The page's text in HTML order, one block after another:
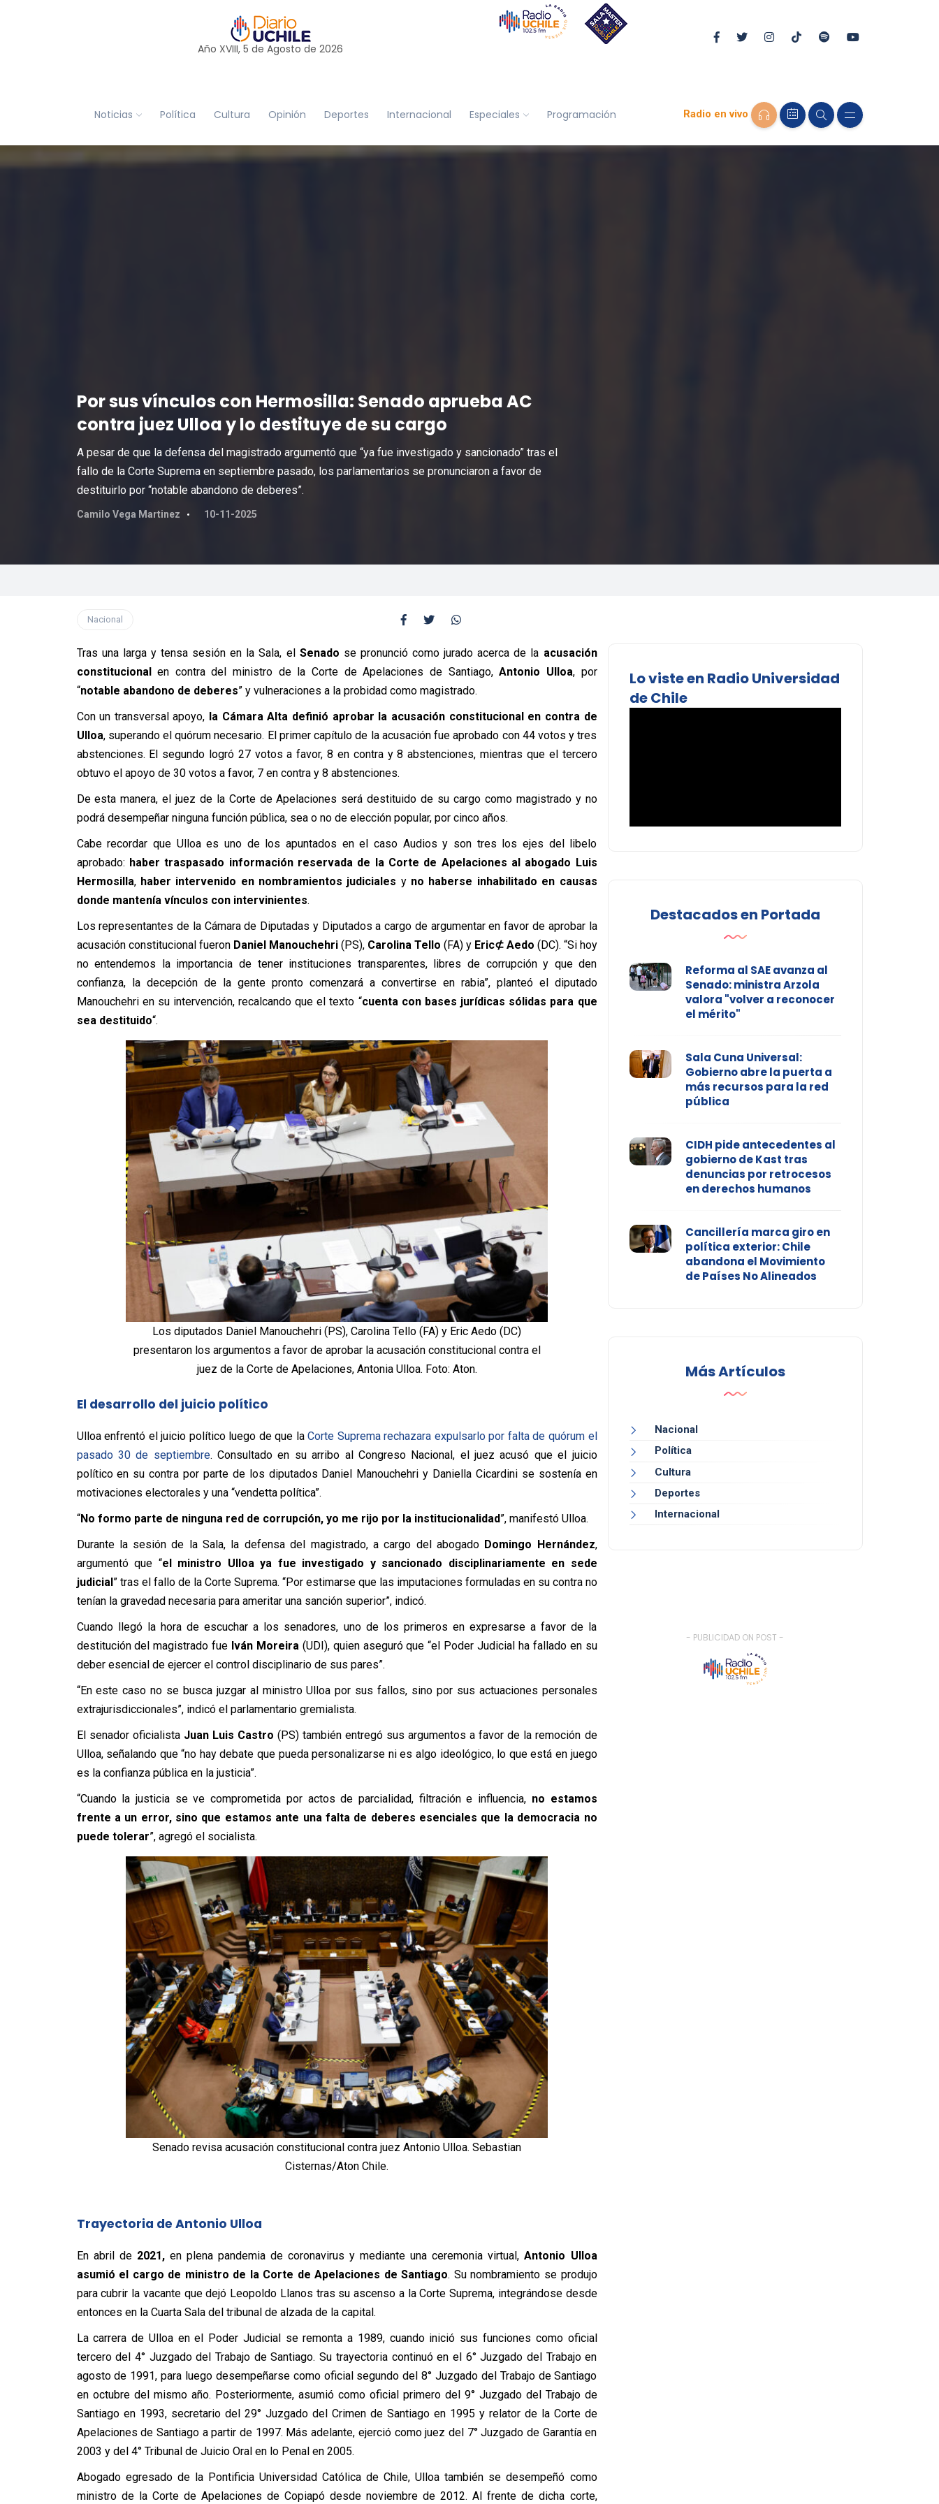
Año XVIII, 5 de Agosto de 2026
Noticias Política Cultura Opinión Deportes Internacional Especiales Programación Radio en vivo
Por sus vínculos con Hermosilla: Senado aprueba AC
contra juez Ulloa y lo destituye de su cargo
A pesar de que la defensa del magistrado argumentó que “ya fue investigado y sancionado” tras el
fallo de la Corte Suprema en septiembre pasado, los parlamentarios se pronunciaron a favor de
destituirlo por “notable abandono de deberes”.
Camilo Vega Martinez 10-11-2025
Nacional
Tras una larga y tensa sesión en la Sala, el Senado se pronunció como jurado acerca de la acusación
constitucionalen contra del ministro de la Corte de Apelaciones de Santiago,Antonio Ulloa, por
“notable abandono de deberes” y vulneraciones a la probidad como magistrado.
Con un transversal apoyo, la Cámara Alta definió aprobar la acusación constitucional en contra de
Ulloa, superando el quórum necesario. El primer capítulo de la acusación fue aprobado con 44 votos y tres
abstenciones. El segundo logró 27 votos a favor, 8 en contra y 8 abstenciones, mientras que el tercero
obtuvo el apoyo de 30 votos a favor, 7 en contra y 8 abstenciones.
De esta manera, el juez de la Corte de Apelaciones será destituido de su cargo como magistrado y no
podrá desempeñar ninguna función pública, sea o no de elección popular, por cinco años.
Cabe recordar que Ulloa es uno de los apuntados en el caso Audios y son tres los ejes del libelo
aprobado: haber traspasado información reservada de la Corte de Apelaciones al abogado Luis
Hermosilla, haber intervenido en nombramientos judiciales y no haberse inhabilitado en causas
donde mantenía vínculos con intervinientes.
Los representantes de la Cámara de Diputadas y Diputados a cargo de argumentar en favor de aprobar la
acusación constitucional fueron Daniel Manouchehri(PS), Carolina Tello (FA) yEric⊄ Aedo (DC). “Si hoy
no entendemos la importancia de tener instituciones transparentes, libres de corrupción y que den
confianza, la decepción de la gente pronto comenzará a convertirse en rabia”, planteó el diputado
Manouchehri en su intervención, recalcando que el texto “cuenta con bases jurídicas sólidas para que
sea destituido“.
Los diputados Daniel Manouchehri (PS), Carolina Tello (FA) y Eric Aedo (DC)
presentaron los argumentos a favor de aprobar la acusación constitucional contra el
juez de la Corte de Apelaciones, Antonia Ulloa. Foto: Aton.
El desarrollo del juicio político
Ulloa enfrentó el juicio político luego de que laCorte Suprema rechazara expulsarlo por falta de quórum el
pasado 30 de septiembre. Consultado en su arribo al Congreso Nacional, el juez acusó que el juicio
político en su contra por parte de los diputados Daniel Manouchehri y Daniella Cicardini se sostenía en
motivaciones electorales y una “vendetta política”.
“No formo parte de ninguna red de corrupción, yo me rijo por la institucionalidad”, manifestó Ulloa.
Durante la sesión de la Sala, la defensa del magistrado, a cargo del abogado Domingo Hernández,
argumentó que “el ministro Ulloa ya fue investigado y sancionado disciplinariamente en sede
judicial” tras el fallo de la Corte Suprema. “Por estimarse que las imputaciones formuladas en su contra no
tenían la gravedad necesaria para ameritar una sanción superior”, indicó.
Cuando llegó la hora de escuchar a los senadores, uno de los primeros en expresarse a favor de la
destitución del magistrado fue Iván Moreira(UDI), quien aseguró que “el Poder Judicial ha fallado en su
deber esencial de ejercer el control disciplinario de sus pares”.
“En este caso no se busca juzgar al ministro Ulloa por sus fallos, sino por sus actuaciones personales
extrajurisdiccionales”, indicó el parlamentario gremialista.
El senador oficialista Juan Luis Castro (PS) también entregó sus argumentos a favor de la remoción de
Ulloa, señalando que “no hay debate que pueda personalizarse ni es algo ideológico, lo que está en juego
es la confianza pública en la justicia”.
“Cuando la justicia se ve comprometida por actos de parcialidad, filtración e influencia, no estamos
frente a un error, sino que estamos ante una falta de deberes esenciales que la democracia no
puede tolerar”, agregó el socialista.
Senado revisa acusación constitucional contra juez Antonio Ulloa. Sebastian
Cisternas/Aton Chile.
Trayectoria de Antonio Ulloa
En abril de 2021,en plena pandemia de coronavirus y mediante una ceremonia virtual,Antonio Ulloa
asumió el cargo de ministro de la Corte de Apelaciones de Santiago. Su nombramiento se produjo
para cubrir la vacante que dejó Leopoldo Llanos tras su ascenso a la Corte Suprema, integrándose desde
entonces en la Cuarta Sala del tribunal de alzada de la capital.
La carrera de Ulloa en el Poder Judicial se remonta a 1989, cuando inició sus funciones como oficial
tercero del 4° Juzgado del Trabajo de Santiago. Su trayectoria continuó en el 6° Juzgado del Trabajo en
agosto de 1991, para luego desempeñarse como oficial segundo del 8° Juzgado del Trabajo de Santiago
en octubre del mismo año. Posteriormente, asumió como oficial primero del 9° Juzgado del Trabajo de
Santiago en 1993, secretario del 29° Juzgado del Crimen de Santiago en 1995 y relator de la Corte de
Apelaciones de Santiago a partir de 1997. Más adelante, ejerció como juez del 7° Juzgado de Garantía en
2003 y del 4° Tribunal de Juicio Oral en lo Penal en 2005.
Abogado egresado de la Pontificia Universidad Católica de Chile, Ulloa también se desempeñó como
ministro de la Corte de Apelaciones de Copiapó desde noviembre de 2012. Al frente de dicha corte,
Lo viste en Radio Universidad
de Chile
Destacados en Portada
Reforma al SAE avanza al
Senado: ministra Arzola
valora "volver a reconocer
el mérito"
Sala Cuna Universal:
Gobierno abre la puerta a
más recursos para la red
pública
CIDH pide antecedentes al
gobierno de Kast tras
denuncias por retrocesos
en derechos humanos
Cancillería marca giro en
política exterior: Chile
abandona el Movimiento
de Países No Alineados
Más Artículos
Nacional
Política
Cultura
Deportes
Internacional
- PUBLICIDAD ON POST -